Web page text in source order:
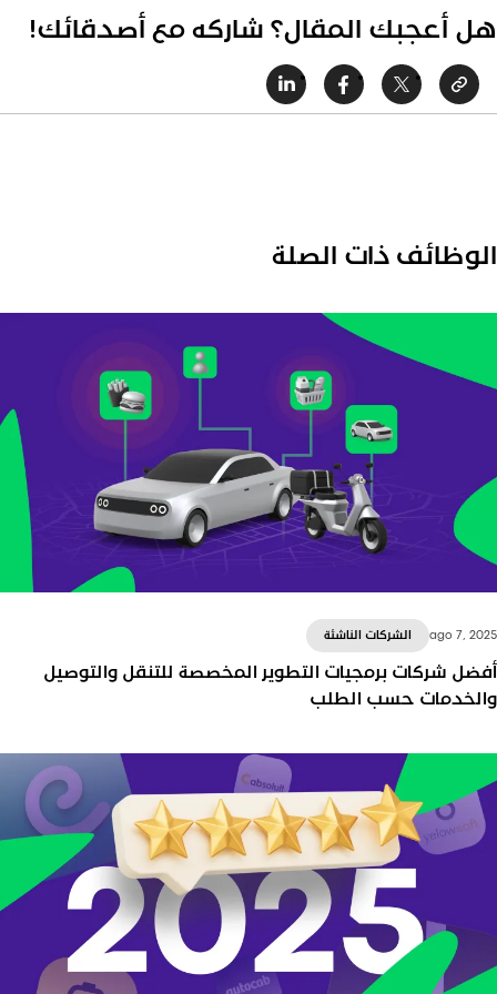
أعجبك المقال؟ شاركه مع أصدقائك!
ذات الصلة
هل تبحث عن أفضل فريق تطوير لتطبيقك المخصص
لسيارات الأجرة أو التوصيل أو التطبيق الفائق؟ إليك 7 من
أفضل شركات برمجيات التنقل المخصصة الأعلى تقييماً
وكيفية مقارنتها بمنصات SaaS مثل Onde.
ago 7, الشركات الناشئة
شركات برمجيات التطوير المخصصة للتنقل والتوصيل
حسب الطلب